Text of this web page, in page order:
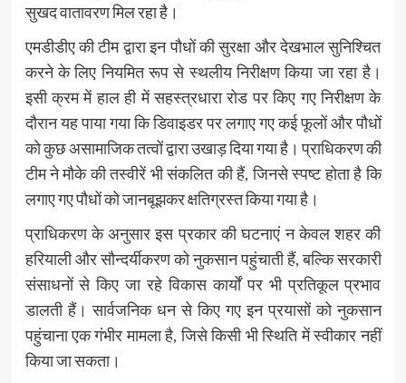
सुखद वातावरण मिल रहा है।
एमडीडीए की टीम द्वारा इन पौधों की सुरक्षा और देखभाल सुनिश्चित
करने के लिए नियमित रूप से स्थलीय निरीक्षण किया जा रहा है।
इसी क्रम में हाल ही में सहस्त्रधारा रोड पर किए गए निरीक्षण के
दौरान यह पाया गया कि डिवाइडर पर लगाए गए कई फूलों और पौधों
को कुछ असामाजिक तत्वों द्वारा उखाड़ दिया गया है। प्राधिकरण की
टीम ने मौके की तस्वीरें भी संकलित की हैं, जिनसे स्पष्ट होता है कि
लगाए गए पौधों को जानबूझकर क्षतिग्रस्त किया गया है।
प्राधिकरण के अनुसार इस प्रकार की घटनाएं न केवल शहर की
हरियाली और सौन्दर्यीकरण को नुकसान पहुंचाती हैं, बल्कि सरकारी
संसाधनों से किए जा रहे विकास कार्यों पर भी प्रतिकूल प्रभाव
डालती हैं। सार्वजनिक धन से किए गए इन प्रयासों को नुकसान
पहुंचाना एक गंभीर मामला है, जिसे किसी भी स्थिति में स्वीकार नहीं
किया जा सकता।